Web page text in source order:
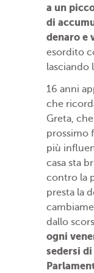
a un
di
denaro e
esordito
lasciando
16 anni
che
Greta,
prossimo
più
casa sta
contro la
presta la
dallo
ogni
sedersi